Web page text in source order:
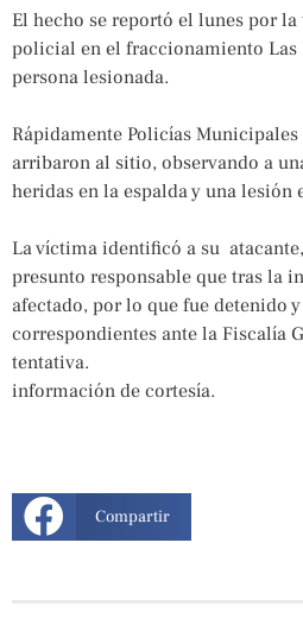
El hecho se reportó el lunes por
policial en el fraccionamiento Las
persona lesionada.
Rápidamente Policías
arribaron al sitio, observando a
heridas en la espalda y una lesión
La víctima identificó a su
presunto responsable que tras la
afectado, por lo que fue detenido
correspondientes ante la Fiscalía
tentativa.
información de cortesía.
Compartir